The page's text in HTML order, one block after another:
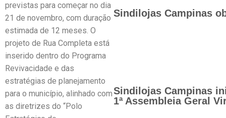
previstas para começar no dia
21 de novembro, com duração
estimada de 12 meses. O
projeto de Rua Completa está
inserido dentro do Programa
Revivacidade e das
estratégias de planejamento
para o município, alinhado com
as diretrizes do “Polo
Sindilojas Campinas
Sindilojas Campinas
1ª Assembleia Geral